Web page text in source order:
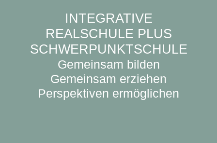
INTEGRATIVE
REALSCHULE PLUS
SCHWERPUNKTSCHULE
Gemeinsam bilden
Gemeinsam erziehen
Perspektiven ermöglichen